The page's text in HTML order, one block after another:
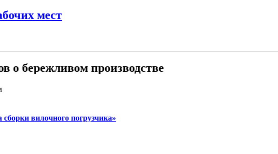
мест
о бережливом производстве
вилочного погрузчика»